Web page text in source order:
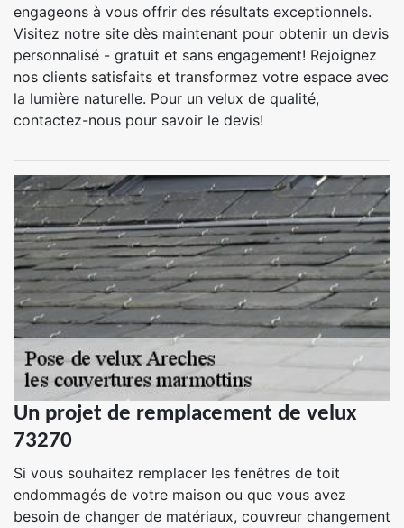
engageons à vous offrir des résultats exceptionnels.
Visitez notre site dès maintenant pour obtenir un devis
personnalisé - gratuit et sans engagement! Rejoignez
nos clients satisfaits et transformez votre espace avec
la lumière naturelle. Pour un velux de qualité,
contactez-nous pour savoir le devis!
Un projet de remplacement de velux
73270
Si vous souhaitez remplacer les fenêtres de toit
endommagés de votre maison ou que vous avez
besoin de changer de matériaux, couvreur changement